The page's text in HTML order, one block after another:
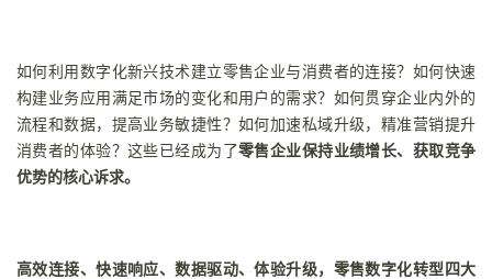
发
者
我
如何利用数字化新兴技术建立零售企业与消费者的连接？如何快速
构建业务应用满足市场的变化和用户的需求？如何贯穿企业内外的
流程和数据，提高业务敏捷性？如何加速私域升级，精准营销提升
消费者的体验？这些已经成为了零售企业保持业绩增长、获取竞争
优势的核心诉求。
高效连接、快速响应、数据驱动、体验升级，零售数字化转型四大